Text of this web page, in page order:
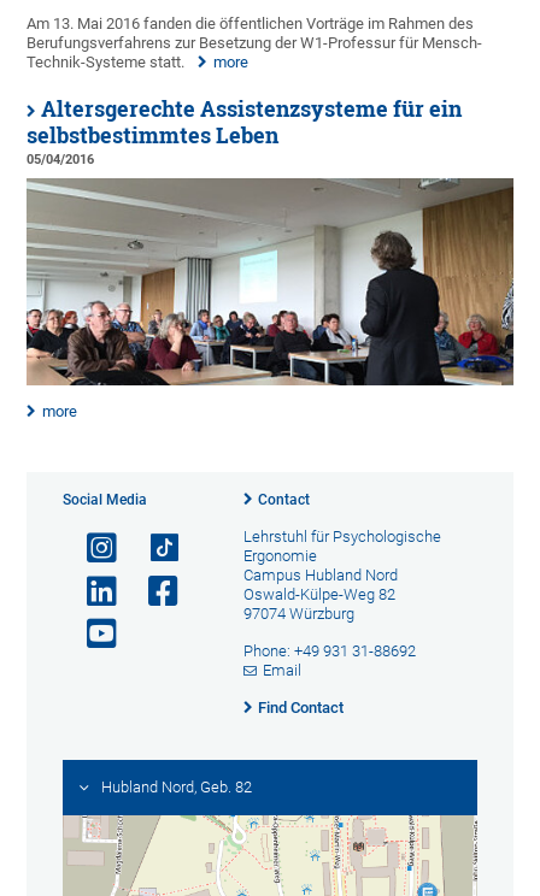
Am 13. Mai 2016 fanden die öffentlichen Vorträge im Rahmen des
Berufungsverfahrens zur Besetzung der W1-Professur für Mensch-
Technik-Systeme statt.
more
Altersgerechte Assistenzsysteme für ein
selbstbestimmtes Leben
05/04/2016
more
Social Media Contact
Lehrstuhl für Psychologische
Ergonomie
Campus Hubland Nord
Oswald-Külpe-Weg 82
97074 Würzburg
Phone: +49 931 31-88692
Email
Find Contact
Hubland Nord, Geb. 82